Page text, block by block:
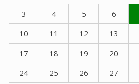
3
4 5 6
10
11 12 13
17
18 19 20
24
25 26 27